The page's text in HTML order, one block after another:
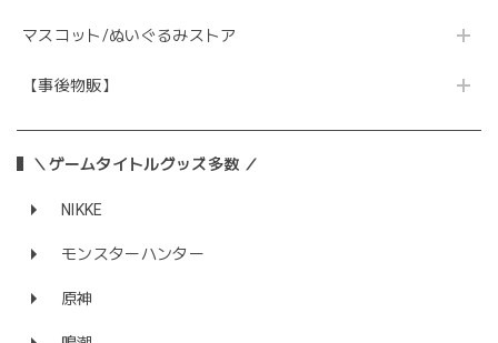
マスコット/ぬいぐるみストア
【事後物販】
＼ゲームタイトルグッズ多数 ／
NIKKE
モンスターハンター
原神